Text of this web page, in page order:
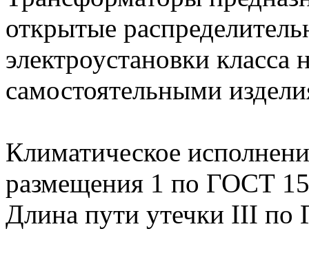
открытые
электроустановки
самостоятельными
Климатическое
размещения 1 по ГОСТ
Длина пути утечки III